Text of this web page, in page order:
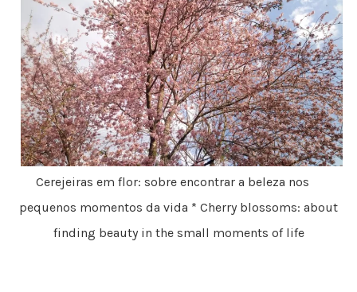
Cerejeiras em flor: sobre encontrar a beleza nos
pequenos momentos da vida * Cherry blossoms: about
finding beauty in the small moments of life